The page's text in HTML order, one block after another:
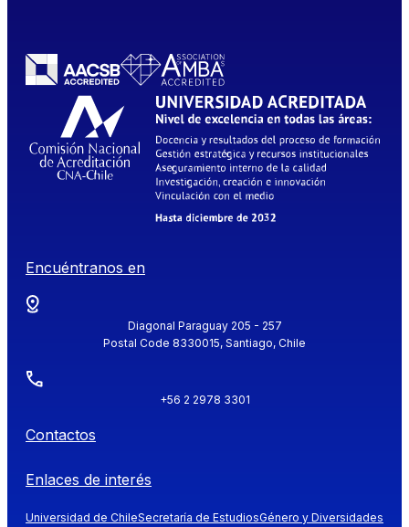
Encuéntranos en
Diagonal Paraguay 205 - 257
Postal Code 8330015, Santiago, Chile
+56 2 2978 3301
Contactos
Enlaces de interés
Universidad de ChileSecretaría de EstudiosGénero y Diversidades